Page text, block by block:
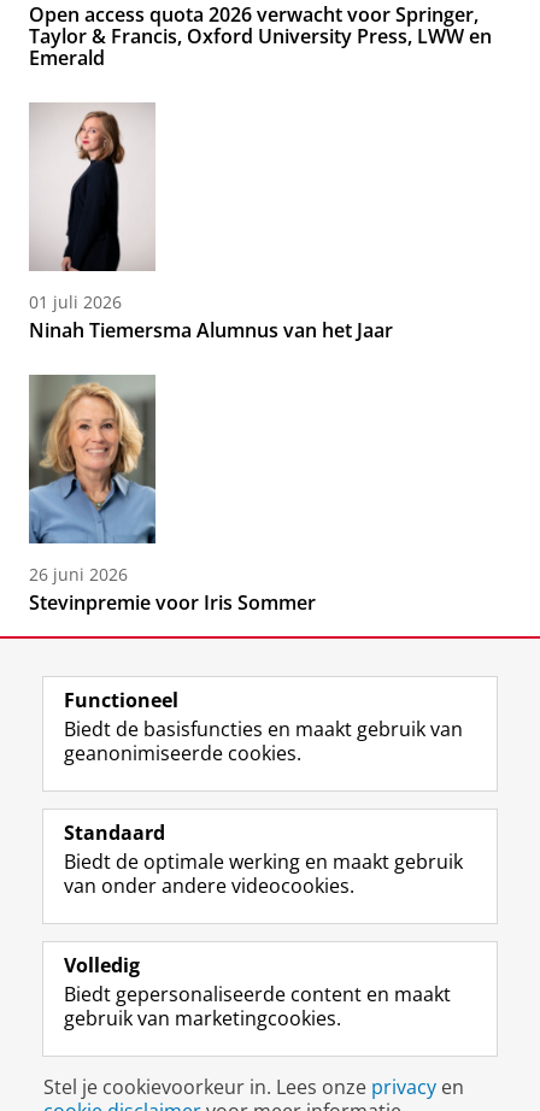
Open access quota 2026 verwacht voor Springer,
Taylor & Francis, Oxford University Press, LWW en
Emerald
01 juli 2026
Ninah Tiemersma Alumnus van het Jaar
26 juni 2026
Stevinpremie voor Iris Sommer
Volg de RUG
F
a
e
b
o
p
a
i
n
L
i
k
e
I
-
p
g
i
R
S
-
f
e
R
k
s
I
n
t
r
m
c
c
Y
o
T
e
k
a
a
Studiekiezers
Alumni
Over ons
Disclaimer & Copyright
Inloggen
Functioneel
Biedt de basisfuncties en maakt gebruik van
geanonimiseerde cookies.
Standaard
Biedt de optimale werking en maakt gebruik
van onder andere videocookies.
Volledig
Biedt gepersonaliseerde content en maakt
gebruik van marketingcookies.
Stel je cookievoorkeur in. Lees onze privacy en